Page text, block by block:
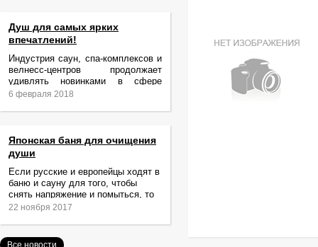
Душ для самых ярких
впечатлений!
Индустрия саун, спа-комплексов и
велнесс-центров продолжает
удивлять новинками в сфере
релаксации и ухода за телом.
6 февраля 2018
Японская баня для очищения
души
Если русские и европейцы ходят в
баню и сауну для того, чтобы
снять напряжение и помыться, то
жители Японии идут туда за
22 ноября 2017
Все новости